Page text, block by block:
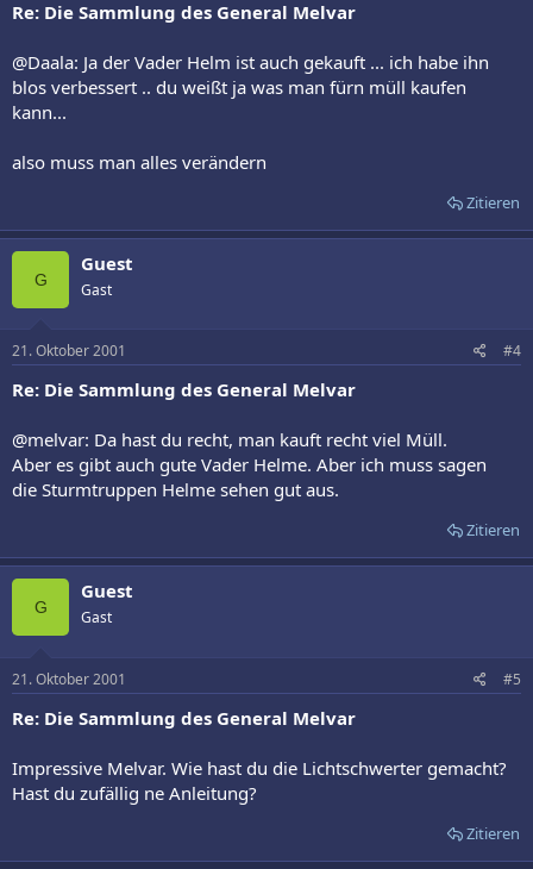
Re: Die Sammlung des General Melvar
@Daala: Ja der Vader Helm ist auch gekauft ... ich habe ihn
blos verbessert .. du weißt ja was man fürn müll kaufen
kann...
also muss man alles verändern
Zitieren
G
Guest
Gast
21. Oktober 2001 #4
Re: Die Sammlung des General Melvar
@melvar: Da hast du recht, man kauft recht viel Müll.
Aber es gibt auch gute Vader Helme. Aber ich muss sagen
die Sturmtruppen Helme sehen gut aus.
Zitieren
G
Guest
Gast
21. Oktober 2001 #5
Re: Die Sammlung des General Melvar
Impressive Melvar. Wie hast du die Lichtschwerter gemacht?
Hast du zufällig ne Anleitung?
Zitieren